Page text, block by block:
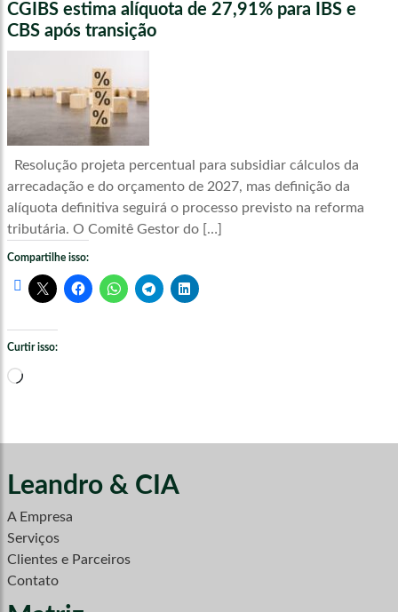
CGIBS estima alíquota de 27,91% para IBS e
CBS após transição
Resolução projeta percentual para subsidiar cálculos da
arrecadação e do orçamento de 2027, mas definição da
alíquota definitiva seguirá o processo previsto na reforma
tributária. O Comitê Gestor do […]
Compartilhe isso:
Curtir isso:
Carregando...
Leandro & CIA
A Empresa
Serviços
Clientes e Parceiros
Contato